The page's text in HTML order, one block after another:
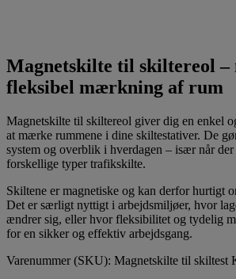
Magnetskilte til skiltereol –
fleksibel mærkning af rum
Magnetskilte til skiltereol giver dig en enkel
at mærke rummene i dine skiltestativer. De
system og overblik i hverdagen – især når der
forskellige typer trafikskilte.
Skiltene er magnetiske og kan derfor hurtigt
Det er særligt nyttigt i arbejdsmiljøer, hvor
ændrer sig, eller hvor fleksibilitet og tydelig
for en sikker og effektiv arbejdsgang.
Varenummer (SKU): Magnetskilte til skiltest